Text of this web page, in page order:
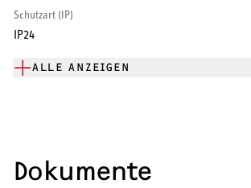
LÜFTEN
Schutzart (IP)
IP24
ALLE ANZEIGEN
Dokumente